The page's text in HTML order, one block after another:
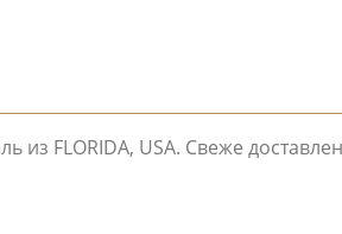
из FLORIDA, USA. Свеже